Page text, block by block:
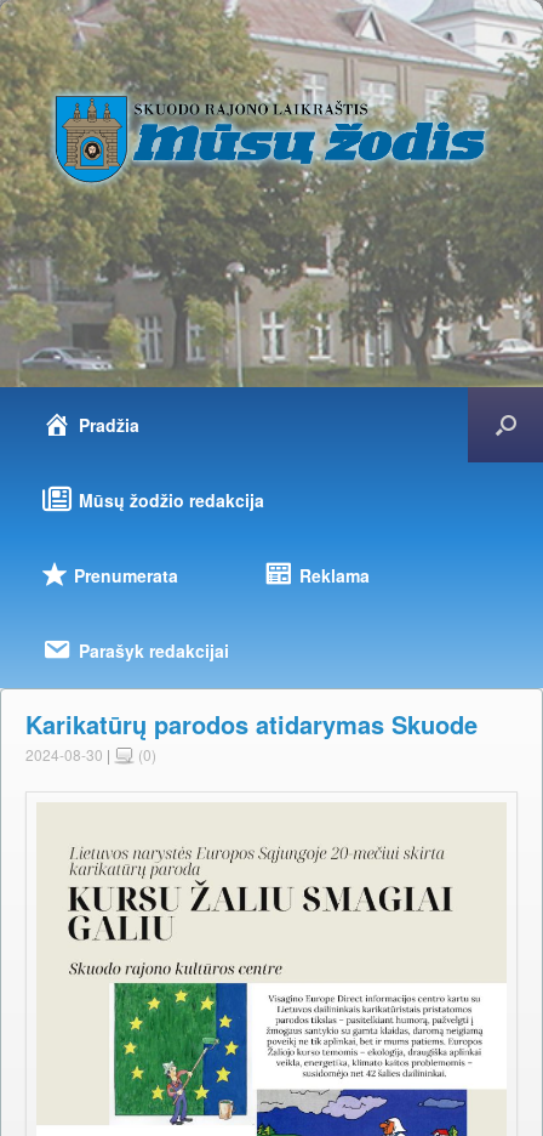
Pradžia
Mūsų žodžio redakcija
Prenumerata Reklama
Parašyk redakcijai
Karikatūrų parodos atidarymas Skuode
2024-08-30 | (0)